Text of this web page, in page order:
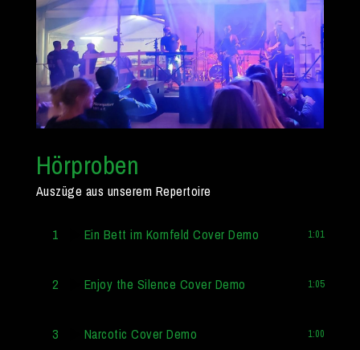
Hörproben
Auszüge aus unserem Repertoire
1 Ein Bett im Kornfeld Cover Demo 1:01
2 Enjoy the Silence Cover Demo 1:05
3 Narcotic Cover Demo 1:00